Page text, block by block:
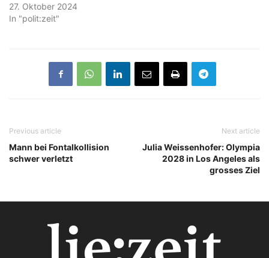
27. Oktober 2024
In "polit:zeit"
Previous article
Mann bei Fontalkollision
schwer verletzt
Next article
Julia Weissenhofer: Olympia
2028 in Los Angeles als
grosses Ziel